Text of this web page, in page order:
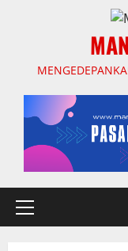
Primary